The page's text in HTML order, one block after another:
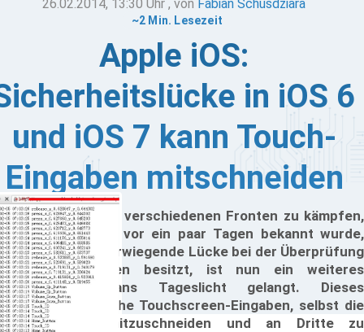
26.02.2014, 13:30 Uhr , von Fabian Schusdziara
~2 Min. Lesezeit
Apple iOS:
in iOS 6
und iOS 7 kann Touch-
Eingaben mitschneiden
hat derzeit an verschiedenen Fronten zu kämpfen,
nachdem erst vor ein paar Tagen bekannt wurde,
iOS eine schwerwiegende Lücke bei der Überprüfung
SSL-Zertifikaten besitzt, ist nun ein weiteres
ans Tageslicht gelangt. Dieses
es, jegliche Touchscreen-Eingaben, selbst die
TouchID, mitzuschneiden und an Dritte zu